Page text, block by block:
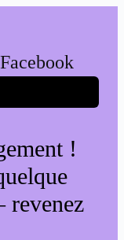
Facebook
!
revenez